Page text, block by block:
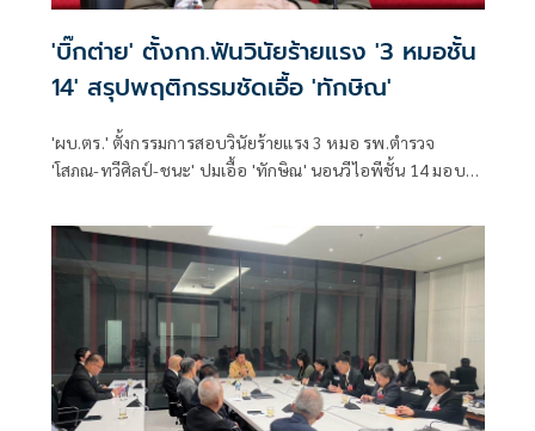
'บิ๊กต่าย' ตั้งกก.ฟันวินัยร้ายแรง '3 หมอชั้น
14' สรุปพฤติกรรมชัดเอื้อ 'ทักษิณ'
'ผบ.ตร.' ตั้งกรรมการสอบวินัยร้ายแรง 3 หมอ รพ.ตำรวจ
'โสภณ-ทวีศิลป์-ชนะ' ปมเอื้อ 'ทักษิณ' นอนวีไอพีชั้น 14 มอบ